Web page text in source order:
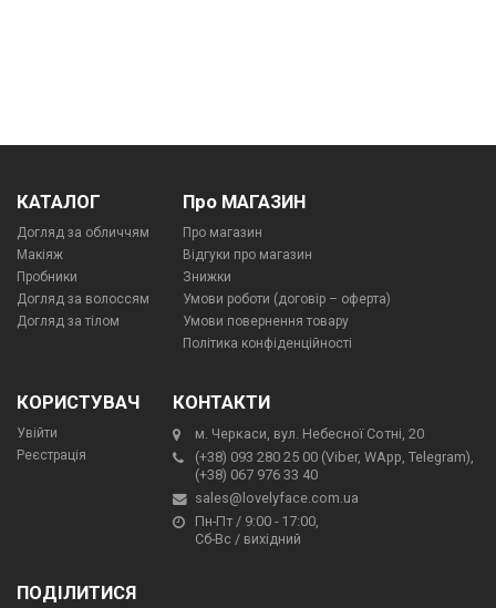
КАТАЛОГ
Догляд за обличчям
Макіяж
Пробники
Догляд за волоссям
Догляд за тілом
Про МАГАЗИН
Про магазин
Відгуки про магазин
Знижки
Умови роботи (договір – оферта)
Умови повернення товару
Політика конфіденційності
КОРИСТУВАЧ
Увійти
Реєстрація
КОНТАКТИ
м. Черкаси, вул. Небесної Сотні, 20
(+38) 093 280 25 00 (Viber, WApp, Telegram),
(+38) 067 976 33 40
sales@lovelyface.com.ua
Пн-Пт / 9:00 - 17:00,
Сб-Вс / вихідний
ПОДІЛИТИСЯ